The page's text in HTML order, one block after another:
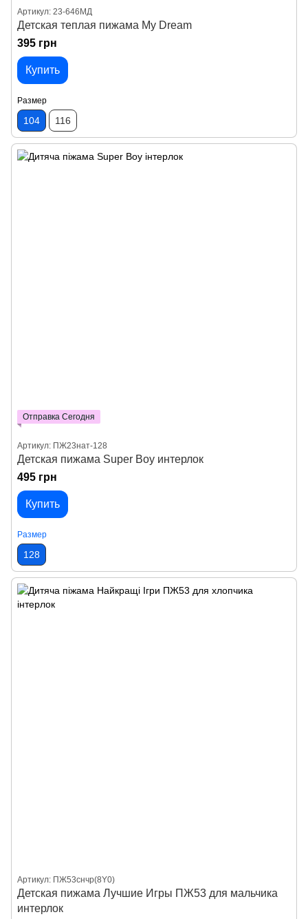
Артикул: 23-646МД
Детская теплая пижама My Dream
395 грн
Купить
Размер
104 116
Отправка Сегодня
Артикул: ПЖ23нат-128
Детская пижама Super Boy интерлок
495 грн
Купить
Размер
128
Артикул: ПЖ53снчр(8Y0)
Детская пижама Лучшие Игры ПЖ53 для мальчика
интерлок